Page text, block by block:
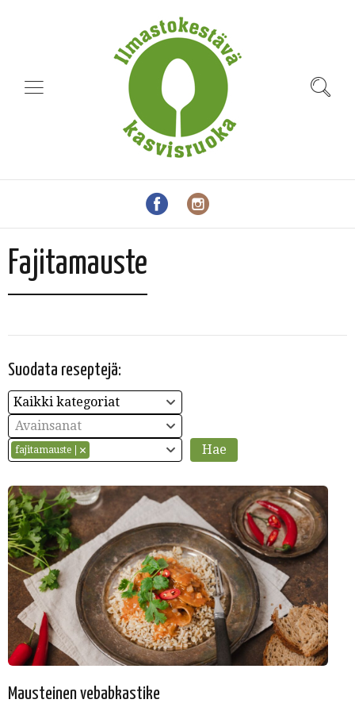
Fajitamauste
Suodata reseptejä:
Kaikki kategoriat
Avainsanat
fajitamauste
Mausteinen vebabkastike